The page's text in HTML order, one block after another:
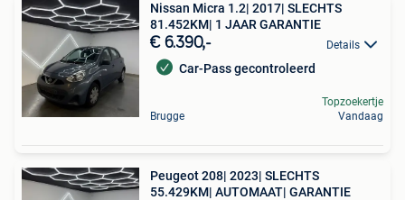
Nissan Micra 1.2| 2017| SLECHTS
81.452KM| 1 JAAR GARANTIE
€ 6.390,- Details
Car-Pass gecontroleerd
Brugge
Topzoekertje
Vandaag
Peugeot 208| 2023| SLECHTS
55.429KM| AUTOMAAT| GARANTIE